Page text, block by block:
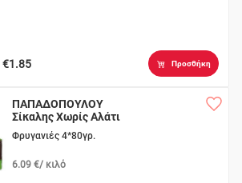
€1.85 Προσθήκη
ΠΑΠΑΔΟΠΟΥΛΟΥ
Σίκαλης Χωρίς Αλάτι
Φρυγανιές 4*80γρ.
6.09 €/ κιλό